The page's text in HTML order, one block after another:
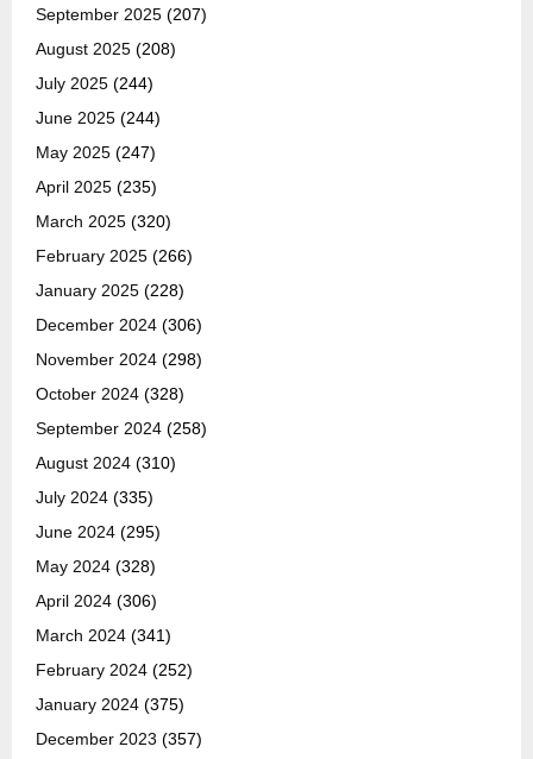
September 2025 (207)
August 2025 (208)
July 2025 (244)
June 2025 (244)
May 2025 (247)
April 2025 (235)
March 2025 (320)
February 2025 (266)
January 2025 (228)
December 2024 (306)
November 2024 (298)
October 2024 (328)
September 2024 (258)
August 2024 (310)
July 2024 (335)
June 2024 (295)
May 2024 (328)
April 2024 (306)
March 2024 (341)
February 2024 (252)
January 2024 (375)
December 2023 (357)